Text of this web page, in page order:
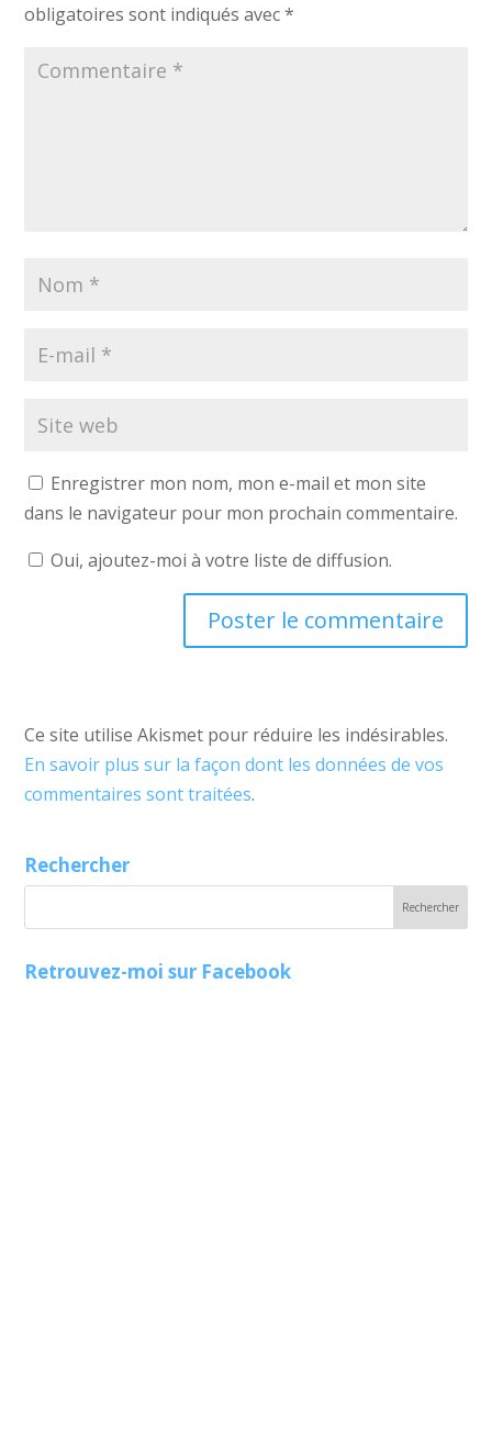
obligatoires sont indiqués avec*
Enregistrer mon nom, mon e-mail et mon site
dans le navigateur pour mon prochain commentaire.
Oui, ajoutez-moi à votre liste de diffusion.
Ce site utilise Akismet pour réduire les indésirables.
En savoir plus sur la façon dont les données de vos
commentaires sont traitées.
Rechercher
Retrouvez-moi sur Facebook